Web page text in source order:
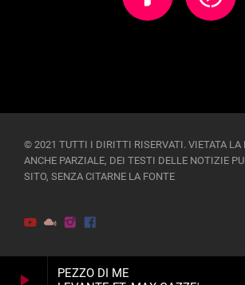
play_arrow
PEZZO DI ME
© 2021 TUTTI I DIRITTI RISERVATI. VIETATA LA
ANCHE PARZIALE, DEI TESTI DELLE NOTIZIE
SITO, SENZA CITARNE LA FONTE